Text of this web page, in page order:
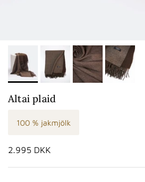
Altai plaid
100 % jakmjölk
Normalpris
2.995 DKK